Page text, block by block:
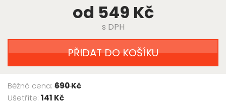
od 549 Kč
s DPH
PŘIDAT DO KOŠÍKU
Běžná cena: 690 Kč
Ušetříte: 141 Kč